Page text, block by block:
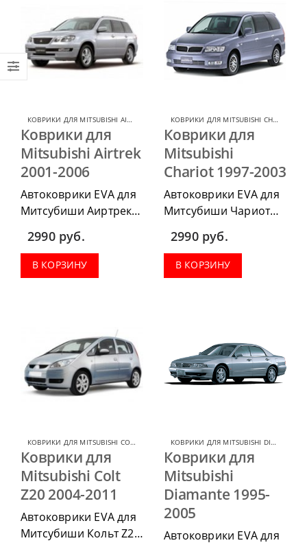
КОВРИКИ ДЛЯ MITSUBISHI AIRTREK КОВРИКИ ДЛЯ MITSUBISHI
Коврики для
Mitsubishi Airtrek
2001-2006
Автоковрики EVA для
Митсубиши Аиртрек
приобрести в
комплектации:
водительский коврик,
2990 руб.
В КОРЗИНУ
КОВРИКИ ДЛЯ MITSUBISHI CHARIOT
Коврики для
Mitsubishi
Chariot 1997-2003
Автоковрики EVA для
Митсубиши Чариот
приобрести в
комплектации:
водительский коврик,
2990 руб.
В КОРЗИНУ
КОВРИКИ ДЛЯ MITSUBISHI COLT КОВРИКИ ДЛЯ MITSUBISHI
Коврики для
Mitsubishi Colt
Z20 2004-2011
Автоковрики EVA для
Митсубиши Кольт Z20
КОВРИКИ ДЛЯ MITSUBISHI DIAMANTE
Коврики для
Mitsubishi
Diamante 1995-
2005
Автоковрики EVA для